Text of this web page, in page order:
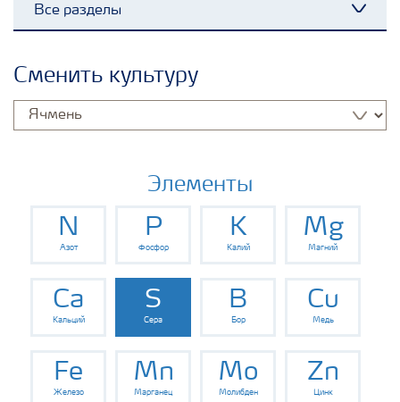
Все разделы
Культуры
Инструменты и сервисы
Хранение удобрений и их безопасность
Сменить культуру
Элементы
N
Азот
P
Фосфор
K
Калий
Mg
Магний
Ca
Кальций
S
Сера
B
Бор
Cu
Медь
Fe
Железо
Mn
Марганец
Mo
Молибден
Zn
Цинк